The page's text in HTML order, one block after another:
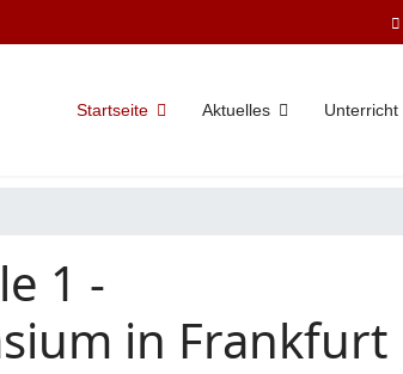
Startseite Aktuelles Unterricht
1 -
in Frankfurt